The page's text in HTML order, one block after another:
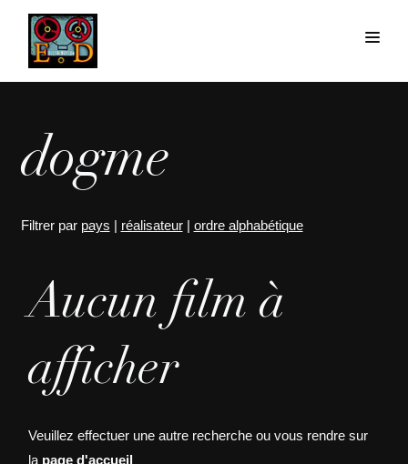
dogme
Filtrer par pays | réalisateur| ordre alphabétique
Aucun film à
afficher
Veuillez effectuer une autre recherche ou vous rendre sur
la page d'accueil